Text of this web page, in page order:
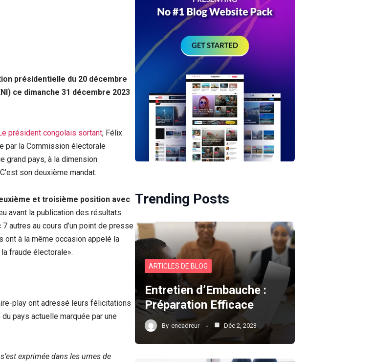
présidentielle du 20 décembre
ce dimanche 31 décembre 2023
président congolais sortant, Félix
par la Commission électorale
grand pays, à la dimension
son deuxième mandat.
et troisième position avec
avant la publication des résultats
autres au cours d’un point de presse
ont à la même occasion appelé la
fraude électorale».
play ont adressé leurs félicitations
pays actuelle marquée par une
exprimée dans les urnes de
Trending Posts
ARTICLES DE BLOG
Entretien d’Embauche :
Préparation Efficace
By encadreur Déc 2, 2023